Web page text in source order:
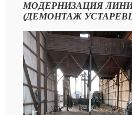
МОДЕРНИЗАЦИЯ
(ДЕМОНТАЖ